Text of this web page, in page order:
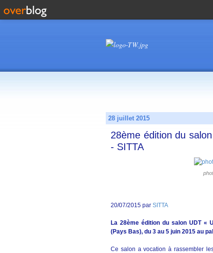
28 juillet 2015
28ème édition du
- SITTA
20/07/2015 par SITTA
La 28ème édition du salon UDT «
(Pays Bas), du 3 au 5 juin 2015 au
Ce salon a vocation à rassembler